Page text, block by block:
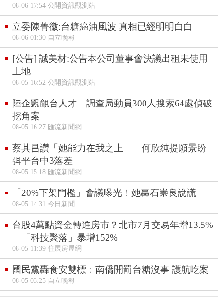
08-06 17:54 公開資訊觀測站
立委陳菁徽:台糖癌油風波 真相已經明明白白
08-06 01:30 自立晚報
[公告] 誠美材:公告本公司董事會決議出租未使用
土地
08-05 16:52 公開資訊觀測站
陸企覬覦台人才 調查局動員300人搜索64處偵破
挖角案
08-05 16:27 匯流新聞網
蔡其昌讚「她能力在我之上」 何欣純提願景盼
弭平台中3落差
08-05 15:18 匯流新聞網
「20%下架門檻」會議曝光！她轟石崇良說謊
08-05 14:31 今日新聞
台股4萬點資金轉進房市？北市7月交易年增13.5%
「科技聚落」暴增152%
08-05 11:39 住展房屋網
國民黨轟食安雙標：南僑開罰台糖沒事 護航吃案
08-05 03:25 自立晚報